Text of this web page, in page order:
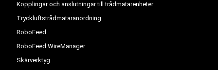
Kopplingar och anslutningar till trådmatarenheter
Tryckluftstrådmataranordning
RoboFeed
RoboFeed WireManager
Skärverktyg